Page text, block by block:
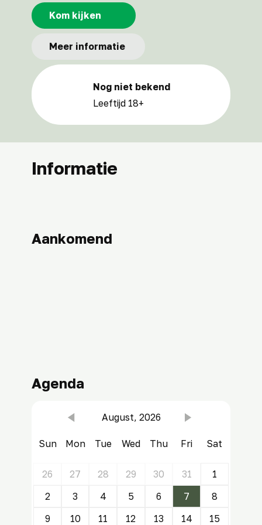
Kom kijken
Meer informatie
Nog niet bekend
Leeftijd 18+
Informatie
Aankomend
Agenda
August, 2026
Sun Mon Tue Wed Thu Fri Sat
26 27 28 29 30 31
1
2
3 4 5 6 7
8
9
10 11 12 13 14
15